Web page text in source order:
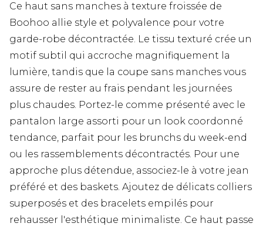
Ce haut sans manches à texture froissée de
Boohoo allie style et polyvalence pour votre
garde-robe décontractée. Le tissu texturé crée un
motif subtil qui accroche magnifiquement la
lumière, tandis que la coupe sans manches vous
assure de rester au frais pendant les journées
plus chaudes. Portez-le comme présenté avec le
pantalon large assorti pour un look coordonné
tendance, parfait pour les brunchs du week-end
ou les rassemblements décontractés. Pour une
approche plus détendue, associez-le à votre jean
préféré et des baskets. Ajoutez de délicats colliers
superposés et des bracelets empilés pour
rehausser l'esthétique minimaliste. Ce haut passe